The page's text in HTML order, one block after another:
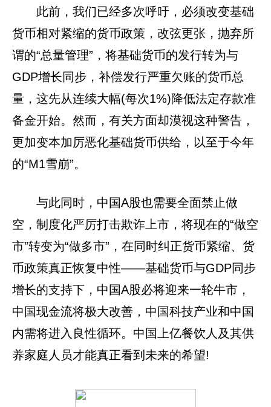
此前，我们已经多次呼吁，必须改变基础
货币相对紧缩的货币政策，改弦更张，抛弃所
谓的“总量管理”，将基础货币的发行转为与
GDP增长同步，补偿发行严重欠账的货币总
量，这先从连续大幅(每次1%)降低法定存款准
备金开始。然而，有关方面却漠视这种警告，
更加变本加厉恶化基础货币供给，以至于今年
的“M1雪崩”。
与此同时，中国A股也需要全面禁止做
空，制度化严厉打击欺诈上市，将现在的“做空
市”转变为“做多市”，在同时纠正货币紧缩、货
币政策真正恢复中性——基础货币与GDP同步
增长的支持下，中国A股必将迎来一轮牛市，
中国现金流将极大改善，中国科技产业和中国
内需将进入良性循环。中国上亿餐饮人及其供
养家庭人员才能真正看到未来的希望!